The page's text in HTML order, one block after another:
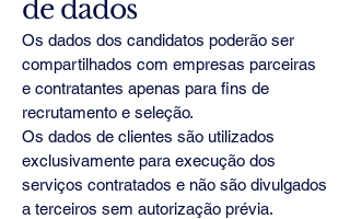
de dados
Os dados dos candidatos poderão ser
compartilhados com empresas parceiras
e contratantes apenas para fins de
recrutamento e seleção.
Os dados de clientes são utilizados
exclusivamente para execução dos
serviços contratados e não são divulgados
a terceiros sem autorização prévia.